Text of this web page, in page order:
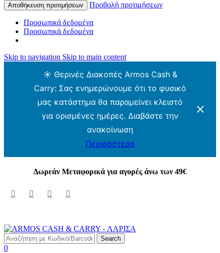
Αποθήκευση προτιμήσεων
Προβολή προτιμήσεων
Προσωπικά δεδομένα
Προσωπικά δεδομένα
Skip to navigation Skip to main content
☀️ Θερινές Διακοπές Armos Cash &
Carry: Σας ενημερώνουμε ότι το φυσικό
μας κατάστημα θα παραμείνει κλειστό
για ορισμένες ημέρες. Διαβάστε την
ανακοίνωση
Περισσότερα
Δωρεάν Μεταφορικά για αγορές άνω των 49€
Search
0